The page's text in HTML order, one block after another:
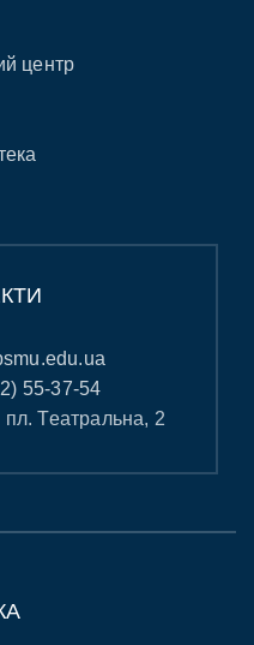
центр
55-37-54
Театральна, 2